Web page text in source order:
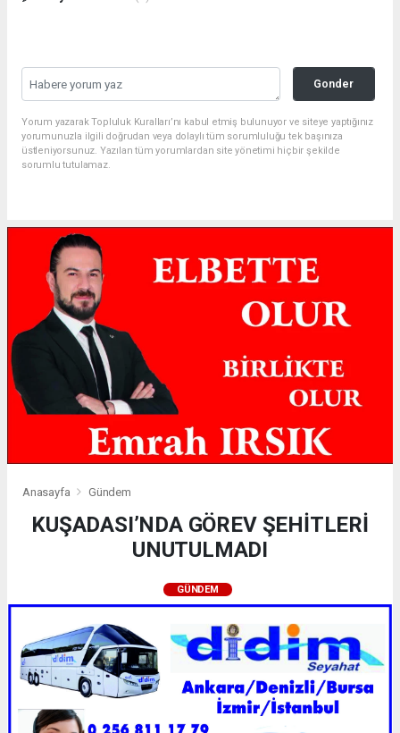
Gonder
Yorum yazarak Topluluk Kuralları’nı kabul etmiş bulunuyor ve siteye yaptığınız
yorumunuzla ilgili doğrudan veya dolaylı tüm sorumluluğu tek başınıza
üstleniyorsunuz. Yazılan tüm yorumlardan site yönetimi hiçbir şekilde
sorumlu tutulamaz.
Anasayfa Gündem
KUŞADASI’NDA GÖREV ŞEHİTLERİ
UNUTULMADI
GÜNDEM